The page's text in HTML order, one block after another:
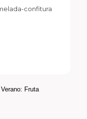
Fruta